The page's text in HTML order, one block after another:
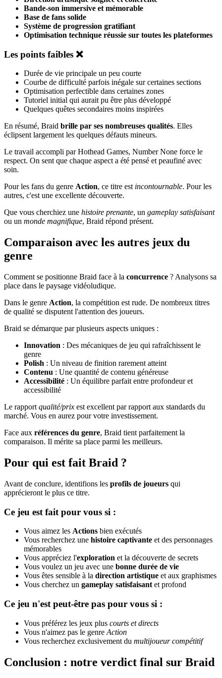
Bande-son immersive et mémorable
Base de fans solide
Système de progression gratifiant
Optimisation technique réussie sur toutes les plateformes
Les points faibles ❌
Durée de vie principale un peu courte
Courbe de difficulté parfois inégale sur certaines sections
Optimisation perfectible dans certaines zones
Tutoriel initial qui aurait pu être plus développé
Quelques quêtes secondaires moins inspirées
En résumé, Braid brille par ses nombreuses qualités. Elles
éclipsent largement les quelques défauts mineurs.
Le travail accompli par Hothead Games, Number None force le
respect. On sent que chaque aspect a été pensé et peaufiné avec
soin.
Pour les fans du genre Action, ce titre est incontournable. Pour les
autres, c'est une excellente découverte.
Que vous cherchiez une histoire prenante, un gameplay satisfaisant
ou un monde magnifique, Braid répond présent.
Comparaison avec les autres jeux du
genre
Comment se positionne Braid face à la concurrence ? Analysons sa
place dans le paysage vidéoludique.
Dans le genre Action, la compétition est rude. De nombreux titres
de qualité se disputent l'attention des joueurs.
Braid se démarque par plusieurs aspects uniques :
Innovation : Des mécaniques de jeu qui rafraîchissent le
genre
Polish : Un niveau de finition rarement atteint
Contenu : Une quantité de contenu généreuse
Accessibilité : Un équilibre parfait entre profondeur et
accessibilité
Le rapport qualité/prix est excellent par rapport aux standards du
marché. Vous en aurez pour votre investissement.
Face aux références du genre, Braid tient parfaitement la
comparaison. Il mérite sa place parmi les meilleurs.
Pour qui est fait Braid ?
Avant de conclure, identifions les profils de joueurs qui
apprécieront le plus ce titre.
Ce jeu est fait pour vous si :
Vous aimez les Actions bien exécutés
Vous recherchez une histoire captivante et des personnages
mémorables
Vous appréciez l'exploration et la découverte de secrets
Vous voulez un jeu avec une bonne durée de vie
Vous êtes sensible à la direction artistique et aux graphismes
Vous cherchez un gameplay satisfaisant et profond
Ce jeu n'est peut-être pas pour vous si :
Vous préférez les jeux plus courts et directs
Vous n'aimez pas le genre Action
Vous recherchez exclusivement du multijoueur compétitif
Conclusion : notre verdict final sur Braid